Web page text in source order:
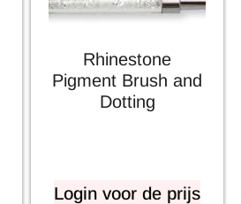
Rhinestone
Pigment Brush and
Dotting
Login voor de prijs